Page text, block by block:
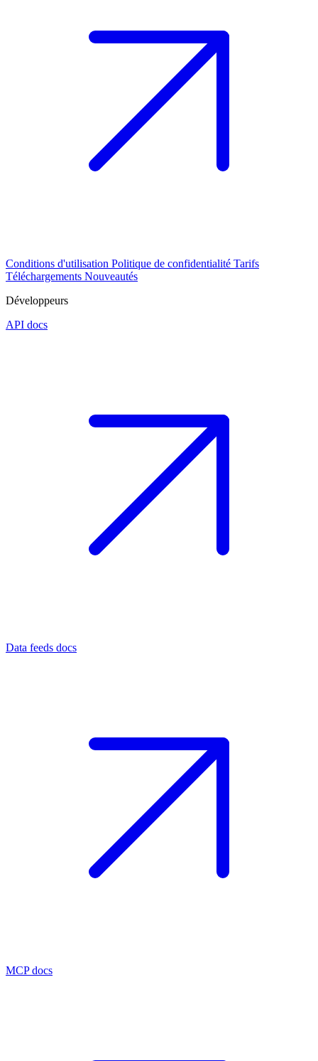
Conditions d'utilisation Politique de confidentialité Tarifs
Téléchargements Nouveautés
Développeurs
API docs
Data feeds docs
MCP docs